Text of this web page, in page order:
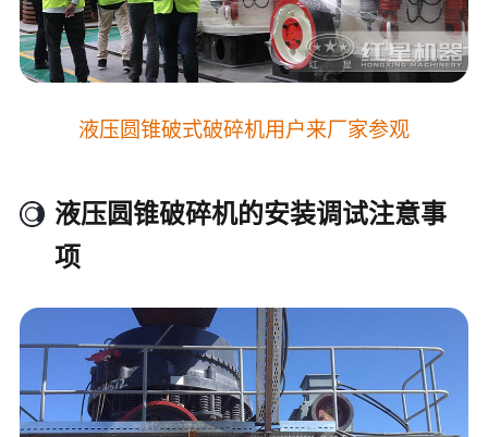
液压圆锥破式破碎机用户来厂家参观
液压圆锥破碎机的安装调试注意事
项